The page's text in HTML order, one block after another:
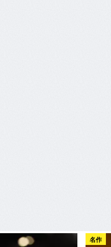
名作